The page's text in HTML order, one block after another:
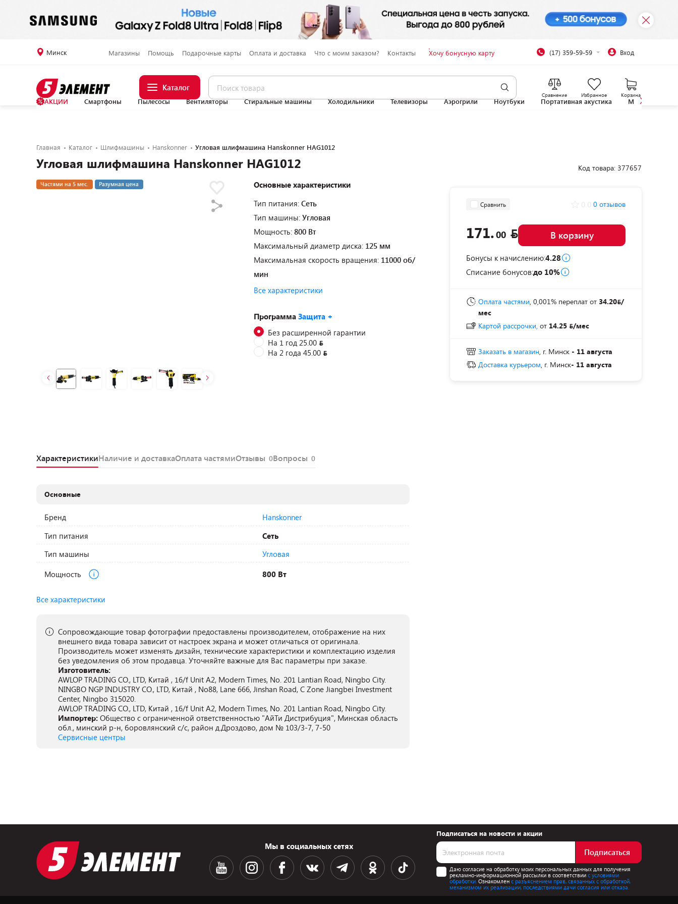
Минск Магазины Помощь Подарочные карты Оплата и доставка Что с моим заказом? Контакты Хочу бонусную карту (17) 359-59-59 Вход
Каталог
Сравнение Избранное Корзина
АКЦИИ Смартфоны Пылесосы Вентиляторы Стиральные машины Холодильники Телевизоры Аэрогрили Ноутбуки Портативная акустика
Главная Каталог Шлифмашины Hanskonner Угловая шлифмашина Hanskonner HAG1012
Угловая шлифмашина Hanskonner HAG1012
Частями на 5 мес. Разумная цена
Основные характеристики
Тип питания: Сеть
Тип машины: Угловая
Мощность: 800 Вт
Максимальный диаметр диска: 125 мм
Максимальная скорость вращения: 11000 об/
мин
Все характеристики
Программа Защита +
Без расширенной гарантии
На 1 год 25.00
На 2 года 45.00
Код товара: 377657
Сравнить 0 отзывов
171.00 В корзину
Бонусы к начислению:4.28
Списание бонусов:до 10%
Оплата частями, 0,001% переплат от 34.20 /
мес
Картой рассрочки, от 14.25 /мес
Заказать в магазин, г. Минск - 11 августа
Доставка курьером, г. Минск- 11 августа
ХарактеристикиНаличие и доставкаОплата частямиОтзывы 0Вопросы 0
Основные
Бренд
Hanskonner
Тип питания
Сеть
Тип машины
Угловая
Мощность
800 Вт
Все характеристики
Сопровождающие товар фотографии предоставлены производителем, отображение на них
внешнего вида товара зависит от настроек экрана и может отличаться от оригинала.
Производитель может изменять дизайн, технические характеристики и комплектацию изделия
без уведомления об этом продавца. Уточняйте важные для Вас параметры при заказе.
Изготовитель:
AWLOP TRADING CO., LTD, Китай , 16/f Unit A2, Modern Times, No. 201 Lantian Road, Ningbo City.
NINGBO NGP INDUSTRY CO., LTD, Китай , No88, Lane 666, Jinshan Road, C Zone Jiangbei Investment
Center, Ningbo 315020.
AWLOP TRADING CO., LTD, Китай , 16/f Unit A2, Modern Times, No. 201 Lantian Road, Ningbo City.
Импортер: Общество с ограниченной ответственностью "АйТи Дистрибуция", Минская область
обл., минский р-н, боровлянский с/с, район д.Дроздово, дом № 103/3-7, 7-50
Сервисные центры
Мы в социальных сетях
Подписаться на новости и акции
Подписаться
Даю согласие на обработку моих персональных данных для получения
рекламно-информационной рассылки в соответствиис условиями
обработки. Ознакомлен с разъяснением прав, связанных с обработкой,
механизмом их реализации, последствиями дачи согласия или отказа.